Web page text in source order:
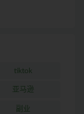
tiktok
亚马逊
副业